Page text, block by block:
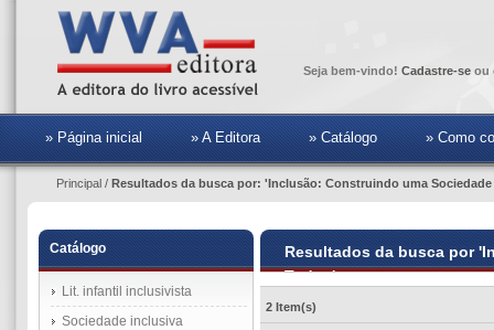
Seja bem-vindo! Cadastre-se ou
» Página inicial » A Editora » Catálogo » Como
Principal / Resultados da busca por: 'Inclusão: Construindo uma Sociedade
Resultados da busca por
Todos'
2 Item(s)
Catálogo
Lit. infantil inclusivista
Sociedade inclusiva